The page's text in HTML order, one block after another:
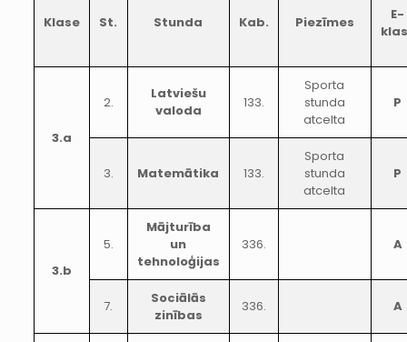
Klase St. Stunda Kab. Piezīmes
E-
3.a
2.
Latviešu
valoda
133.
Sporta
stunda
atcelta
P
3. Matemātika 133.
Sporta
stunda
atcelta
P
3.b
5.
Mājturība
un
tehnoloģijas
336. A
7.
Sociālās
zinības
336. A